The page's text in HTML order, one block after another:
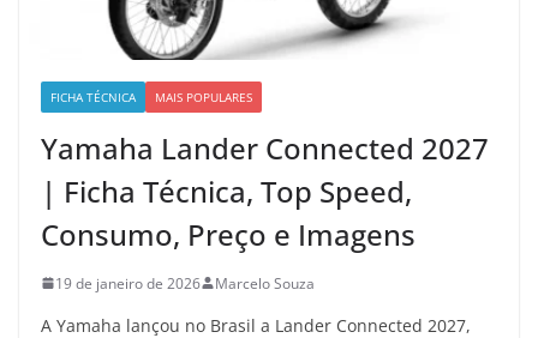
FICHA TÉCNICA MAIS POPULARES
Yamaha Lander Connected 2027
| Ficha Técnica, Top Speed,
Consumo, Preço e Imagens
19 de janeiro de 2026 Marcelo Souza
A Yamaha lançou no Brasil a Lander Connected 2027,